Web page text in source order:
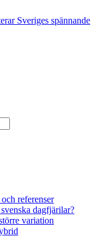
referenser
dagfjärilar?
variation